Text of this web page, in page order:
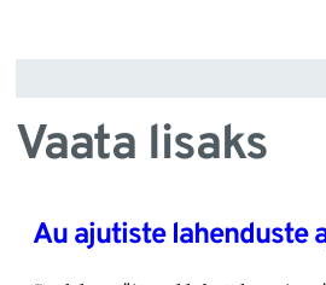
Vaata lisaks
Au ajutiste lahenduste